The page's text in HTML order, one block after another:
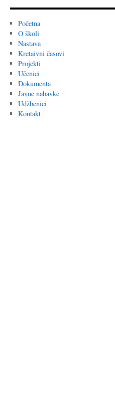
Početna
O školi
Nastava
Kretaivni časovi
Projekti
Učenici
Dokumenta
Javne nabavke
Udžbenici
Kontakt